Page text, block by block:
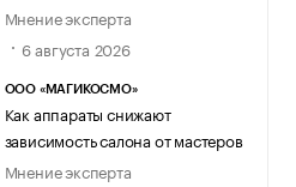
Мнение эксперта
6 августа 2026
ООО «МАГИКОСМО»
Как аппараты снижают
зависимость салона от мастеров
Мнение эксперта